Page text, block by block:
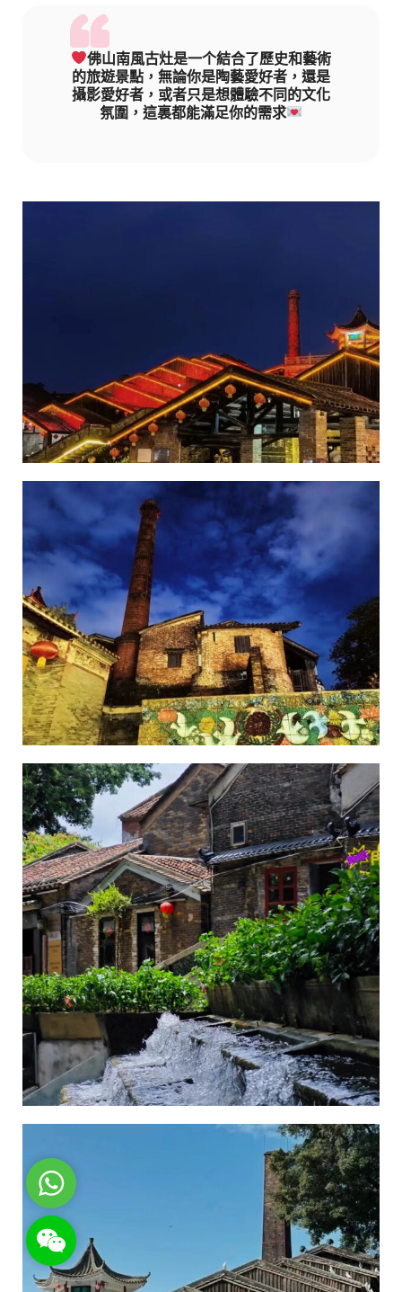
佛山南風古灶是一个結合了歷史和藝術
的旅遊景點，無論你是陶藝愛好者，還是
攝影愛好者，或者只是想體驗不同的文化
氛圍，這裏都能滿足你的需求
WhatsApp
WeChat: rsgt819